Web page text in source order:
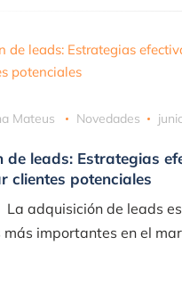
Mateus Novedades
de leads: Estrategias
clientes potenciales
La adquisición de leads
más importantes en el